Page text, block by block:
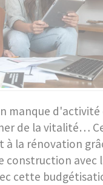
manque
de la vitalité…
la rénovation
construction avec
cette